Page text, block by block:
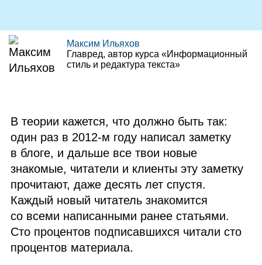
Максим Ильяхов
Главред, автор курса «Информационный
стиль и редактура текста»
В теории кажется, что должно быть так:
один раз в 2012‑м году написал заметку
в блоге, и дальше все твои новые
знакомые, читатели и клиенты эту заметку
прочитают, даже десять лет спустя.
Каждый новый читатель знакомится
со всеми написанными ранее статьями.
Сто процентов подписавшихся читали сто
процентов материала.